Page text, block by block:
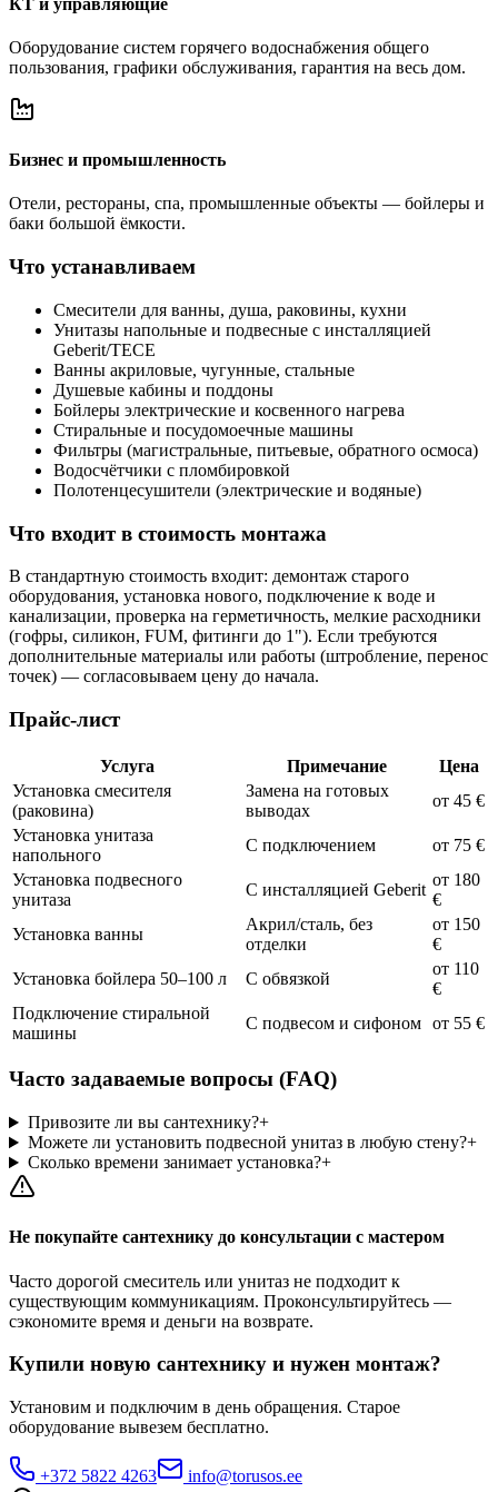
Оборудование систем горячего водоснабжения общего
пользования, графики обслуживания, гарантия на весь дом.
Бизнес и промышленность
Отели, рестораны, спа, промышленные объекты — бойлеры и
баки большой ёмкости.
Что устанавливаем
Смесители для ванны, душа, раковины, кухни
Унитазы напольные и подвесные с инсталляцией
Geberit/TECE
Ванны акриловые, чугунные, стальные
Душевые кабины и поддоны
Бойлеры электрические и косвенного нагрева
Стиральные и посудомоечные машины
Фильтры (магистральные, питьевые, обратного осмоса)
Водосчётчики с пломбировкой
Полотенцесушители (электрические и водяные)
Что входит в стоимость монтажа
В стандартную стоимость входит: демонтаж старого
оборудования, установка нового, подключение к воде и
канализации, проверка на герметичность, мелкие расходники
(гофры, силикон, FUM, фитинги до 1"). Если требуются
дополнительные материалы или работы (штробление, перенос
точек) — согласовываем цену до начала.
Прайс-лист
Услуга Примечание
Цена
Установка смесителя
(раковина)
Замена на готовых
выводах
от 45 €
Установка унитаза
напольного
С подключением
от 75 €
Установка подвесного
унитаза
С инсталляцией Geberit
от 180
€
Установка ванны
Акрил/сталь, без
отделки
от 150
€
Установка бойлера 50–100 л
С обвязкой
от 110
€
Подключение стиральной
машины
С подвесом и сифоном от 55 €
Часто задаваемые вопросы (FAQ)
Привозите ли вы сантехнику?+
Можете ли установить подвесной унитаз в любую стену?+
Сколько времени занимает установка?+
Не покупайте сантехнику до консультации с мастером
Часто дорогой смеситель или унитаз не подходит к
существующим коммуникациям. Проконсультируйтесь —
сэкономите время и деньги на возврате.
Купили новую сантехнику и нужен монтаж?
Установим и подключим в день обращения. Старое
оборудование вывезем бесплатно.
+372 5822 4263 info@torusos.ee